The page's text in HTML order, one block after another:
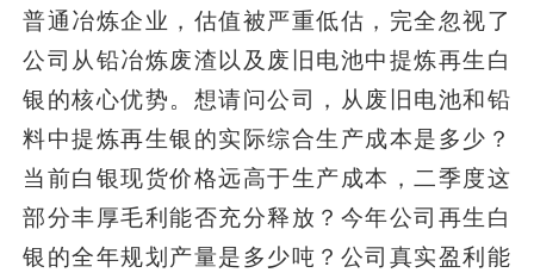
普通冶炼企业，估值被严重低估，完全忽视了
公司从铅冶炼废渣以及废旧电池中提炼再生白
银的核心优势。想请问公司，从废旧电池和铅
料中提炼再生银的实际综合生产成本是多少？
当前白银现货价格远高于生产成本，二季度这
部分丰厚毛利能否充分释放？今年公司再生白
银的全年规划产量是多少吨？公司真实盈利能